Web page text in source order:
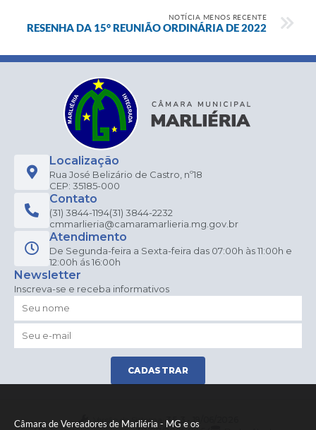
Câmara de Vereadores de Marliéria - MG e os
NOTÍCIA MENOS RECENTE
RESENHA DA 15° REUNIÃO ORDINÁRIA DE 2022
Localização
Rua José Belizário de Castro, nº18
CEP: 35185-000
Contato
(31) 3844-1194(31) 3844-2232
cmmarlieria@camaramarlieria.mg.gov.br
Atendimento
De Segunda-feira a Sexta-feira das 07:00h às 11:00h e
12:00h ás 16:00h
Newsletter
Inscreva-se e receba informativos
CADASTRAR
Versão do Sistema: 3.5.3 - 19/06/2026